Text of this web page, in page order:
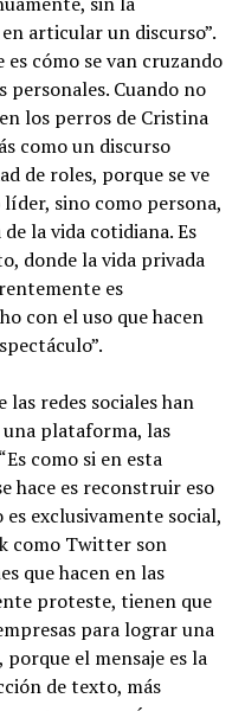
articular un discurso”.
cómo se van cruzando
Cuando no
los perros de Cristina
como un discurso
de roles, porque se ve
sino como persona,
la vida cotidiana. Es
donde la vida privada
es
con el uso que hacen
redes sociales han
plataforma, las
como si en esta
hace es reconstruir eso
exclusivamente social,
como Twitter son
que hacen en las
proteste, tienen que
para lograr una
el mensaje es la
de texto, más